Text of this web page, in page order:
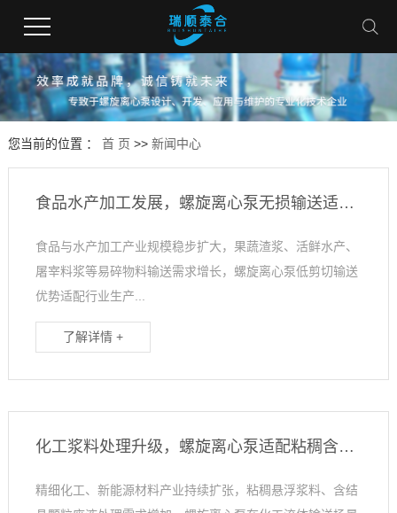
您当前的位置 ： 首 页 >> 新闻中心
食品水产加工发展，螺旋离心泵无损输送适配细分工况
食品与水产加工产业规模稳步扩大，果蔬渣浆、活鲜水产、
屠宰料浆等易碎物料输送需求增长，螺旋离心泵低剪切输送
优势适配行业生产...
了解详情 +
化工浆料处理升级，螺旋离心泵适配粘稠含颗粒介质
精细化工、新能源材料产业持续扩张，粘稠悬浮浆料、含结